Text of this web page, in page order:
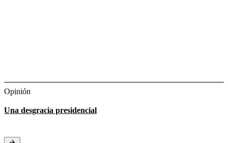
Opinión
Una desgracia presidencial